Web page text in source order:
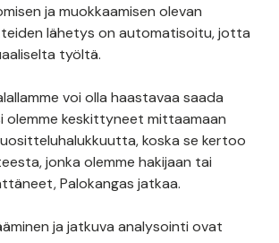
ja muokkaamisen olevan
lähetys on automatisoitu, jotta
työltä.
voi olla haastavaa saada
olemme keskittyneet mittaamaan
koska se kertoo
jonka olemme hakijaan tai
Palokangas jatkaa.
ja jatkuva analysointi ovat